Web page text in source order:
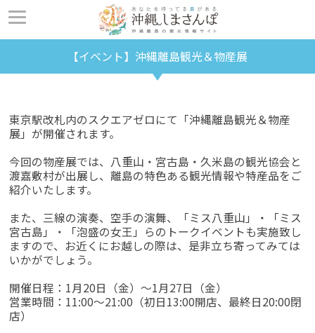
【イベント】沖縄離島観光＆物産展
東京駅改札内のスクエアゼロにて「沖縄離島観光＆物産
展」が開催されます。
今回の物産展では、八重山・宮古島・久米島の観光協会と
渡嘉敷村が出展し、離島の特色ある観光情報や特産品をご
紹介いたします。
また、三線の演奏、空手の演舞、「ミス八重山」・「ミス
宮古島」・「泡盛の女王」らのトークイベントも実施致し
ますので、 お近くにお越しの際は、是非立ち寄ってみては
いかがでしょう。
開催日程：1月20日（金）～1月27日（金）
営業時間：11:00～21:00（初日13:00開店、最終日20:00閉
店）